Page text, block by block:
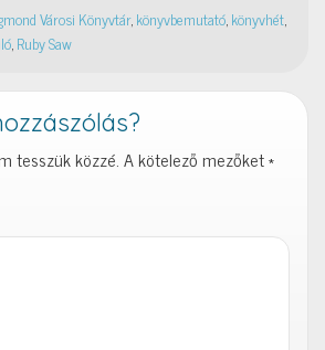
Városi Könyvtár,könyvbemutató,könyvhét,
,Ruby Saw
tesszük közzé.A kötelező mezőket*